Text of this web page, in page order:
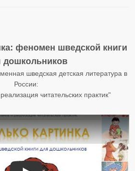
феномен шведской книги
дошкольников
шведская детская литература в
России:
читательских практик"